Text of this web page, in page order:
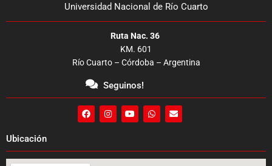
Ubicación
Universidad Nacional de Río Cuarto
Ruta Nac. 36
KM. 601
Río Cuarto – Córdoba – Argentina
Seguinos!
F
a
c
o
o
I
n
s
g
r
Y
o
u
b
e
W
h
a
a
p
E
n
v
o
p